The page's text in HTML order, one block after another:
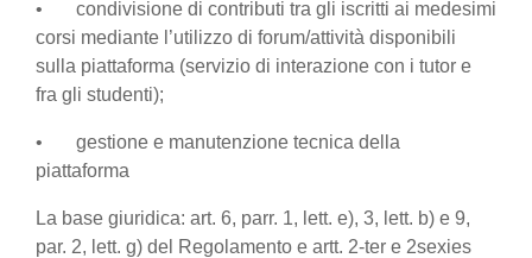
• condivisione di contributi tra gli iscritti ai medesimi
corsi mediante l’utilizzo di forum/attività disponibili
sulla piattaforma (servizio di interazione con i tutor e
fra gli studenti);
• gestione e manutenzione tecnica della
piattaforma
La base giuridica: art. 6, parr. 1, lett. e), 3, lett. b) e 9,
par. 2, lett. g) del Regolamento e artt. 2-ter e 2sexies